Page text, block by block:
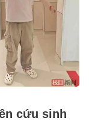
cứu sinh